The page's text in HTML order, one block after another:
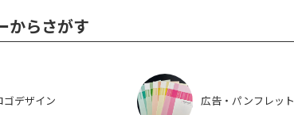
からさがす
ゴデザイン 広告・パンフレット